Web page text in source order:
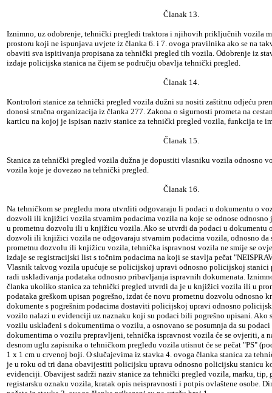
Članak 13.
Iznimno, uz odobrenje, tehnički pregledi traktora i njihovih priključnih vozila
prostoru koji ne ispunjava uvjete iz članka 6. i 7. ovoga pravilnika ako se na
obaviti sva ispitivanja propisana za tehnički pregled tih vozila. Odobrenje iz
izdaje policijska stanica na čijem se području obavlja tehnički pregled.
Članak 14.
Kontrolori stanice za tehnički pregled vozila dužni su nositi zaštitnu odjeću
donosi stručna organizacija iz članka 277. Zakona o sigurnosti prometa na
karticu na kojoj je ispisan naziv stanice za tehnički pregled vozila, funkcija te
Članak 15.
Stanica za tehnički pregled vozila dužna je dopustiti vlasniku vozila odnosno
vozila koje je dovezao na tehnički pregled.
Članak 16.
Na tehničkom se pregledu mora utvrditi odgovaraju li podaci u dokumentu o
dozvoli ili knjižici vozila stvarnim podacima vozila na koje se odnose odnosno
u prometnu dozvolu ili u knjižicu vozila. Ako se utvrdi da podaci u dokumentu
dozvoli ili knjižici vozila ne odgovaraju stvarnim podacima vozila, odnosno da
prometnu dozvolu ili knjižicu vozila, tehnička ispravnost vozila ne smije se
izdaje se registracijski list s točnim podacima na koji se stavlja pečat
Vlasnik takvog vozila upućuje se policijskoj upravi odnosno policijskoj stanici
radi usklađivanja podataka odnosno pribavljanja ispravnih dokumenata.
članka ukoliko stanica za tehnički pregled utvrdi da je u knjižici vozila ili u
podataka greškom upisan pogrešno, izdat će novu prometnu dozvolu odnosno
dokumente s pogrešnim podacima dostaviti policijskoj upravi odnosno
vozilo nalazi u evidenciji uz naznaku koji su podaci bili pogrešno upisani. Ako
vozilu usklađeni s dokumentima o vozilu, a osnovano se posumnja da su
dokumentima o vozilu prepravljeni, tehnička ispravnost vozila će se ovjeriti, a
desnom uglu zapisnika o tehničkom pregledu vozila utisnut će se pečat "PS"
1 x 1 cm u crvenoj boji. O slučajevima iz stavka 4. ovoga članka stanica za
je u roku od tri dana obavijestiti policijsku upravu odnosno policijsku stanicu
evidenciji. Obavijest sadrži naziv stanice za tehnički pregled vozila, marku,
registarsku oznaku vozila, kratak opis neispravnosti i potpis ovlaštene osobe.